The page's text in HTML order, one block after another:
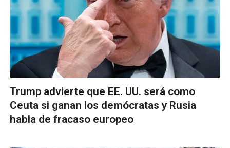
Trump advierte que EE. UU. será como
Ceuta si ganan los demócratas y Rusia
habla de fracaso europeo